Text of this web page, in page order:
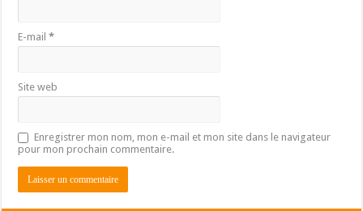
E-mail*
Site web
Enregistrer mon nom, mon e-mail et mon site dans le navigateur
pour mon prochain commentaire.